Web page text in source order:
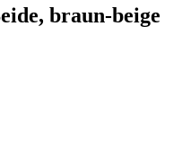
braun-beige